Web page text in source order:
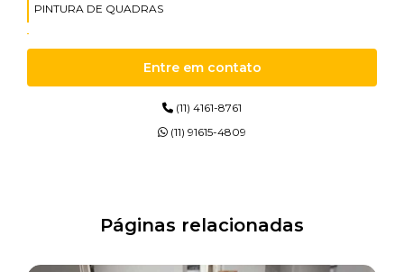
PINTURA DE QUADRAS
PINTURAS DE EPÓXI
PINTURAS EM EPÓXI
PINTURAS EM POLIURETANO
Entre em contato
(11) 4161-8761
(11) 91615-4809
Páginas relacionadas